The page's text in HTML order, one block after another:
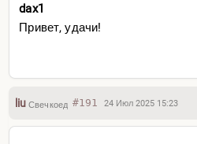
dax1
Привет, удачи!
liu Свечкоед #191 24 Июл 2025 15:23